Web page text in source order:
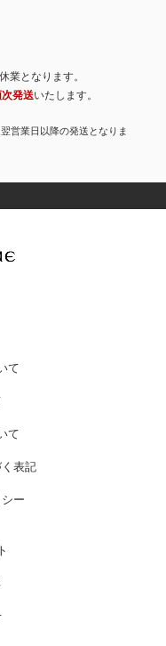
業となります。
発送いたします。
営業日以降の発送となりま
て
て
表記
ー